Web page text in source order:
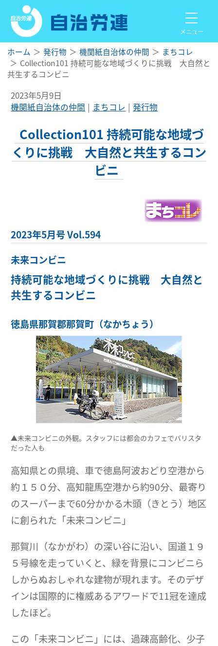
メニュー
ホーム 発行物 機関紙自治体の仲間
まちコレ
Collection101 持続可能な地域づくりに挑戦 大自然と
共生するコンビニ
2023年5月9日
機関紙自治体の仲間
まちコレ 発行物
Collection101 持続可能な地域づ
くりに挑戦 大自然と共生するコン
ビニ
2023年5月号 Vol.594
未来コンビニ
持続可能な地域づくりに挑戦 大自然と
共生するコンビニ
徳島県那賀郡那賀町（なかちょう）
▲未来コンビニの外観。スタッフには都会のカフェでバリスタ
だった人も
高知県との県境、車で徳島阿波おどり空港から
約１５０分、高知龍馬空港から約90分、最寄り
のスーパーまで60分かかる木頭（きとう）地区
に創られた「未来コンビニ」
那賀川（なかがわ）の深い谷に沿い、国道１９
５号線を走っていくと、緑を背景にコンビニら
しからぬおしゃれな建物が現れます。そのデザ
インは国際的に権威あるアワードで11冠を達成
したほど。
この「未来コンビニ」には、過疎高齢化、少子